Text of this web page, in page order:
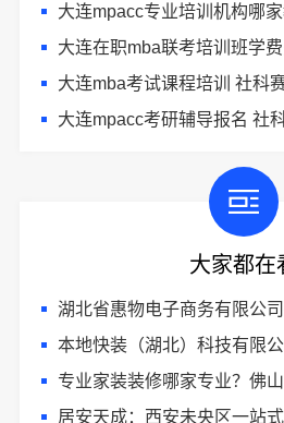
大连mpacc专业培训机构哪家教学好 社科赛斯
大连在职mba联考培训班学
大连mba考试课程培训 社科赛斯
大连mpacc考研辅导报名 社科
大家都在
湖北省惠物电子商务有限公司-
本地快装（湖北）科技有限公司
专业家装装修哪家专业？佛山市雅居美家建
居安天成：西安未央区一站式家